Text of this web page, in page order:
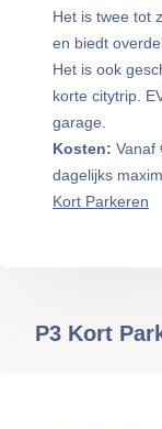
Het is twee tot
en biedt
Het is ook
korte citytrip.
garage.
Kosten: Vanaf
dagelijks
Kort Parkeren
P3 Kort